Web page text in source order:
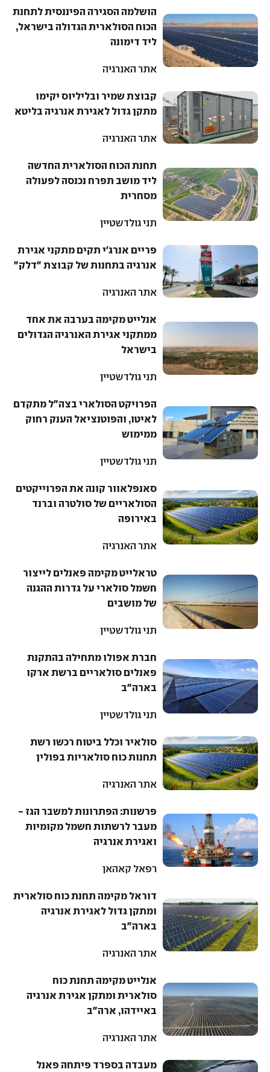
הושלמה הסגירה הפיננסית לתחנת
הכוח הסולארית הגדולה בישראל,
ליד דימונה
אתר האנרגיה
קבוצת שמיר ובליליוס יקימו
מתקן גדול לאגירת אנרגיה בליטא
אתר האנרגיה
תחנת הכוח הסולארית החדשה
ליד מושב תפרח נכנסה לפעולה
מסחרית
תני גולדשטיין
פריים אנרג'י תקים מתקני אגירת
אנרגיה בתחנות של קבוצת "דלק"
אתר האנרגיה
אנלייט מקימה בערבה את אחד
ממתקני אגירת האנרגיה הגדולים
בישראל
תני גולדשטיין
הפרויקט הסולארי בצה"ל מתקדם
לאיטו, והפוטנציאל הענק רחוק
ממימוש
תני גולדשטיין
סאנפלאוור קונה את הפרוייקטים
הסולאריים של סולטרה וברנד
באירופה
אתר האנרגיה
טראלייט מקימה פאנלים לייצור
חשמל סולארי על גדרות ההגנה
של מושבים
תני גולדשטיין
חברת אפולו מתחילה בהתקנת
פאנלים סולאריים ברשת ארקו
בארה"ב
תני גולדשטיין
סולאיר וכלל ביטוח רכשו רשת
תחנות כוח סולאריות בפולין
אתר האנרגיה
פרשנות: הפתרונות למשבר הגז -
מעבר לרשתות חשמל מקומיות
ואגירת אנרגיה
רפאל קאהאן
דוראל מקימה תחנת כוח סולארית
ומתקן גדול לאגירת אנרגיה
בארה"ב
אתר האנרגיה
אנלייט מקימה תחנת כוח
סולארית ומתקן אגירת אנרגיה
באיידהו, ארה"ב
אתר האנרגיה
מעבדה בספרד פיתחה פאנל